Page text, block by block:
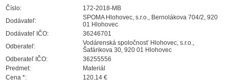
Číslo:
172-2018-MB
Dodávateľ:
SPOMA Hlohovec, s.r.o., Bernolákova 704/2, 920
01 Hlohovec
Dodávateľ IČO:
36246701
Odberateľ:
Vodárenská spoločnosť Hlohovec, s.r.o.,
Šafárikova 30, 920 01 Hlohovec
Odberateľ IČO:
36255556
Predmet:
Materiál
Cena *:
120,14 €